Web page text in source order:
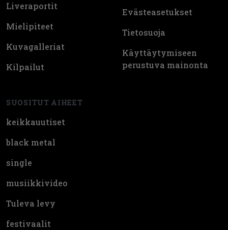
Liveraportit
Mielipiteet
Kuvagalleriat
Kilpailut
SUOSITUT AIHEET
keikkauutiset
black metal
single
musiikkivideo
Tuleva levy
festivaalit
Evästeasetukset
Tietosuoja
Käyttäytymiseen
perustuva mainonta